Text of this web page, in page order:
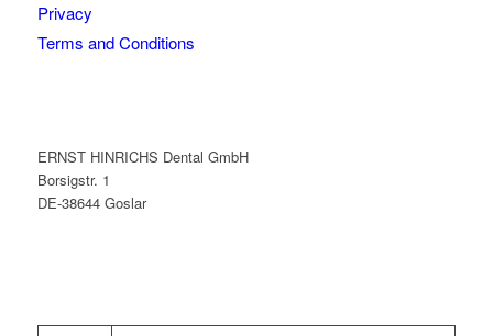
Privacy
Terms and Conditions
ERNST HINRICHS Dental GmbH
Borsigstr. 1
DE-38644 Goslar